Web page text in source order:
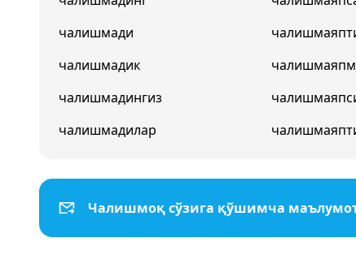
чалишмади
чалишмадик
чалишмадингиз
чалишмадилар
Чалишмоқ сўзига қўшимча